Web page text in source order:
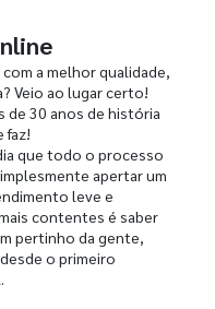
com a melhor qualidade,
Veio ao lugar certo!
de 30 anos de história
faz!
que todo o processo
apertar um
leve e
contentes é saber
pertinho da gente,
o primeiro